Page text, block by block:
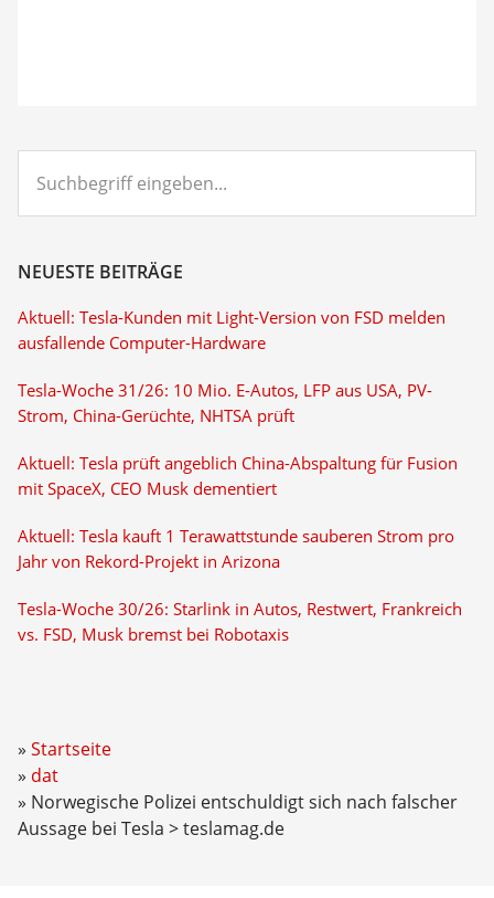
eingeben...
NEUESTE BEITRÄGE
Aktuell: Tesla-Kunden mit Light-Version von FSD melden
ausfallende Computer-Hardware
Tesla-Woche 31/26: 10 Mio. E-Autos, LFP aus USA, PV-
Strom, China-Gerüchte, NHTSA prüft
Aktuell: Tesla prüft angeblich China-Abspaltung für Fusion
mit SpaceX, CEO Musk dementiert
Aktuell: Tesla kauft 1 Terawattstunde sauberen Strom pro
Jahr von Rekord-Projekt in Arizona
Tesla-Woche 30/26: Starlink in Autos, Restwert, Frankreich
vs. FSD, Musk bremst bei Robotaxis
Startseite
dat
Norwegische Polizei entschuldigt sich nach falscher
Aussage bei Tesla > teslamag.de